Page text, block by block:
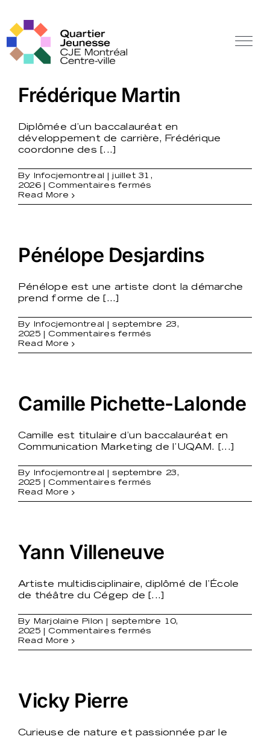
content
Frédérique Martin
Diplômée d’un baccalauréat en
développement de carrière, Frédérique
coordonne des [...]
By Infocjemontreal
juillet 31,
2026
Commentaires ferméssur
Martin
Read More
Pénélope Desjardins
Pénélope est une artiste dont la démarche
prend forme de [...]
By Infocjemontreal
septembre 23,
2025
Commentaires ferméssur
Desjardins
Read More
Camille Pichette-Lalonde
Camille est titulaire d’un baccalauréat en
Communication Marketing de l’UQAM. [...]
By Infocjemontreal
septembre 23,
2025
Commentaires ferméssur
Pichette-
Read More
Yann Villeneuve
Artiste multidisciplinaire, diplômé de l’École
de théâtre du Cégep de [...]
By Marjolaine Pilon
septembre 10,
2025
Commentaires ferméssur
Villeneuve
Read More
Vicky Pierre
Curieuse de nature et passionnée par le